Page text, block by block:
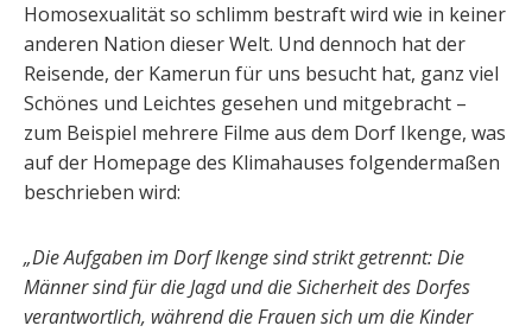
Homosexualität so schlimm bestraft wird wie in keiner
anderen Nation dieser Welt. Und dennoch hat der
Reisende, der Kamerun für uns besucht hat, ganz viel
Schönes und Leichtes gesehen und mitgebracht –
zum Beispiel mehrere Filme aus dem Dorf Ikenge, was
auf der Homepage des Klimahauses folgendermaßen
beschrieben wird:
„Die Aufgaben im Dorf Ikenge sind strikt getrennt: Die
Männer sind für die Jagd und die Sicherheit des Dorfes
verantwortlich, während die Frauen sich um die Kinder